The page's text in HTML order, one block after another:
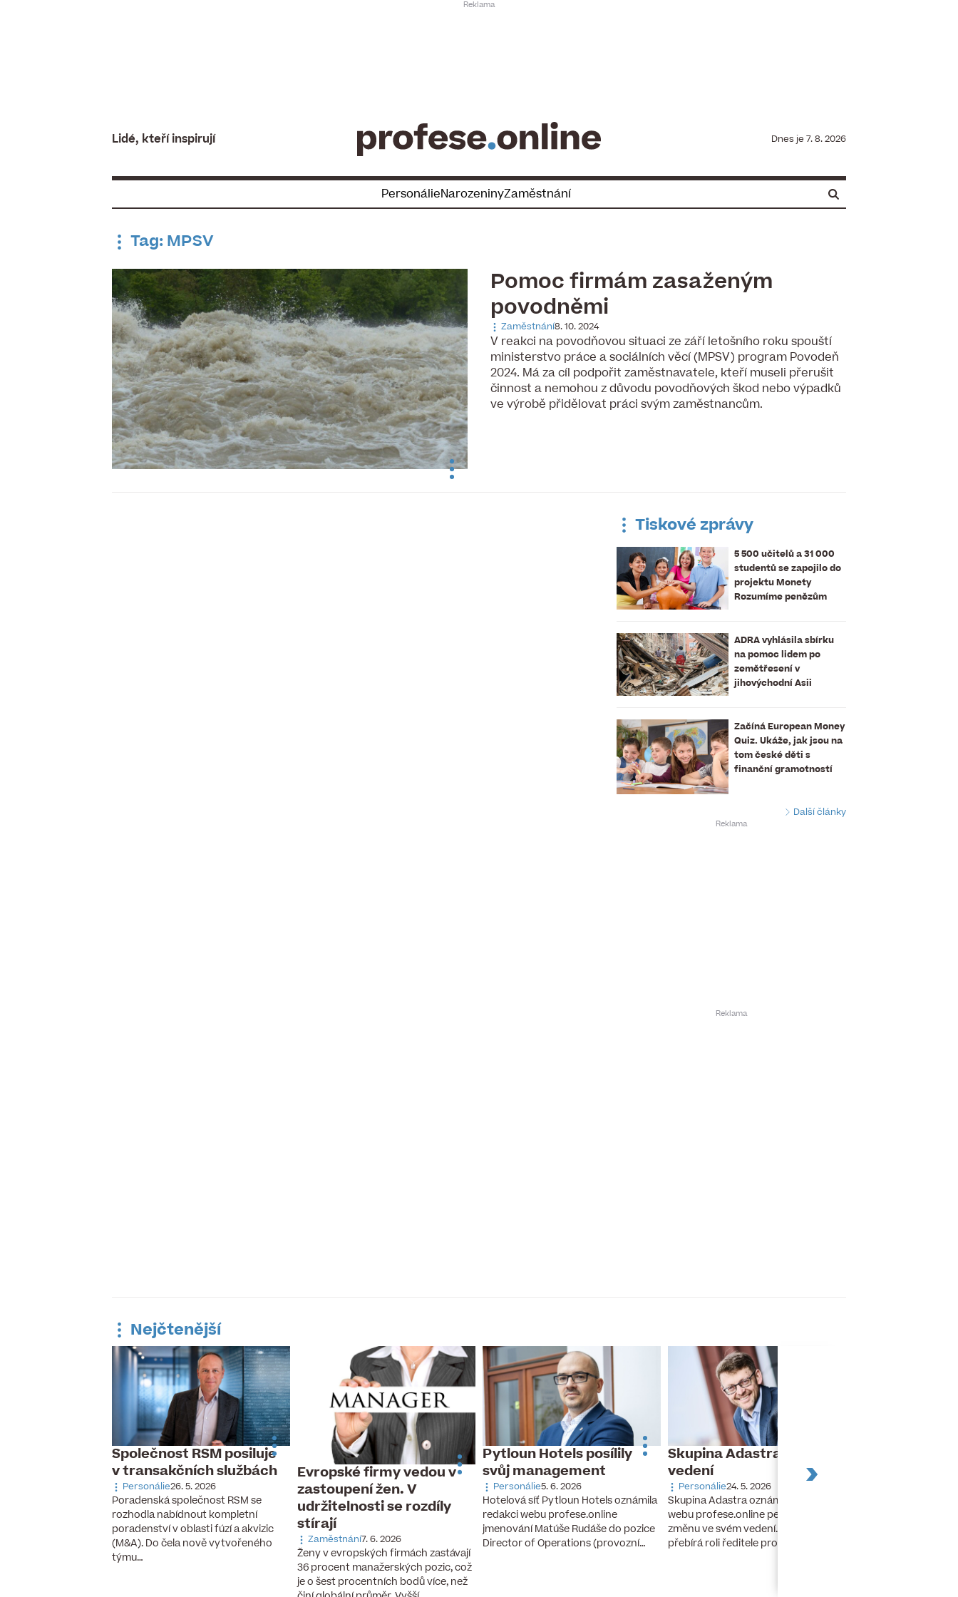
Lidé, kteří inspirují Dnes je 7. 8. 2026
PersonálieNarozeninyZaměstnání
Tag: MPSV
Pomoc firmám zasaženým
povodněmi
Zaměstnání8. 10. 2024
V reakci na povodňovou situaci ze září letošního roku spouští
ministerstvo práce a sociálních věcí (MPSV) program Povodeň
2024. Má za cíl podpořit zaměstnavatele, kteří museli přerušit
činnost a nemohou z důvodu povodňových škod nebo výpadků
ve výrobě přidělovat práci svým zaměstnancům.
Tiskové zprávy
5 500 učitelů a 31 000
studentů se zapojilo do
projektu Monety
Rozumíme penězům
ADRA vyhlásila sbírku
na pomoc lidem po
zemětřesení v
jihovýchodní Asii
Začíná European Money
Quiz. Ukáže, jak jsou na
tom české děti s
finanční gramotností
Další články
Nejčtenější
Společnost RSM posiluje
v transakčních službách
Personálie26. 5. 2026
Poradenská společnost RSM se
rozhodla nabídnout kompletní
poradenství v oblasti fúzí a akvizic
(M&A). Do čela nově vytvořeného
týmu…
Evropské firmy vedou v
zastoupení žen. V
udržitelnosti se rozdíly
stírají
Zaměstnání7. 6. 2026
Ženy v evropských firmách zastávají
36 procent manažerských pozic, což
je o šest procentních bodů více, než
Pytloun Hotels posílily
svůj management
Personálie5. 6. 2026
Hotelová síť Pytloun Hotels oznámila
redakci webu profese.online
jmenování Matúše Rudáše do pozice
Director of Operations (provozní…
Skupina Adastra mění své
vedení
Personálie24. 5. 2026
Skupina Adastra oznámila redakci
webu profese.online personální
změnu ve svém vedení. Petr Zelenka
přebírá roli ředitele pro umělou…